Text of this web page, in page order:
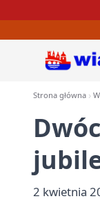
Strona główna
2 kwietnia